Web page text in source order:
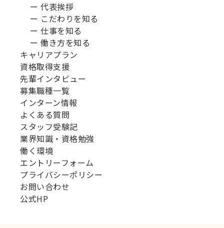
ー 代表挨拶
ー こだわりを知る
ー 仕事を知る
ー 働き方を知る
キャリアプラン
資格取得支援
先輩インタビュー
募集職種一覧
インターン情報
よくある質問
スタッフ受験記
業界知識・資格勉強
働く環境
エントリーフォーム
プライバシーポリシー
お問い合わせ
公式HP